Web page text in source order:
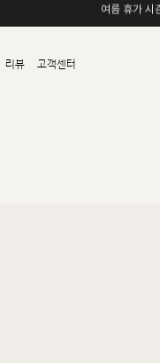
카카오채널 친구
리뷰 고객센터